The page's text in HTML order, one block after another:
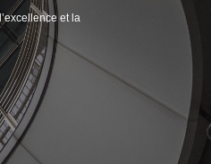
l’excellence et la